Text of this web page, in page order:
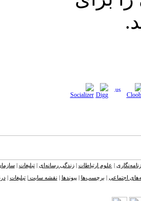
علوم ارتباطات |زندگی رسانه‌ای |تبلیغات
اجتماعی برچسب‌ها پیوندها نقشه ‌سایت تبلیغات |